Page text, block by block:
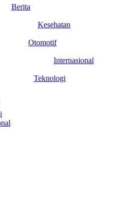
Berita
Kesehatan
Otomotif
Internasional
Teknologi